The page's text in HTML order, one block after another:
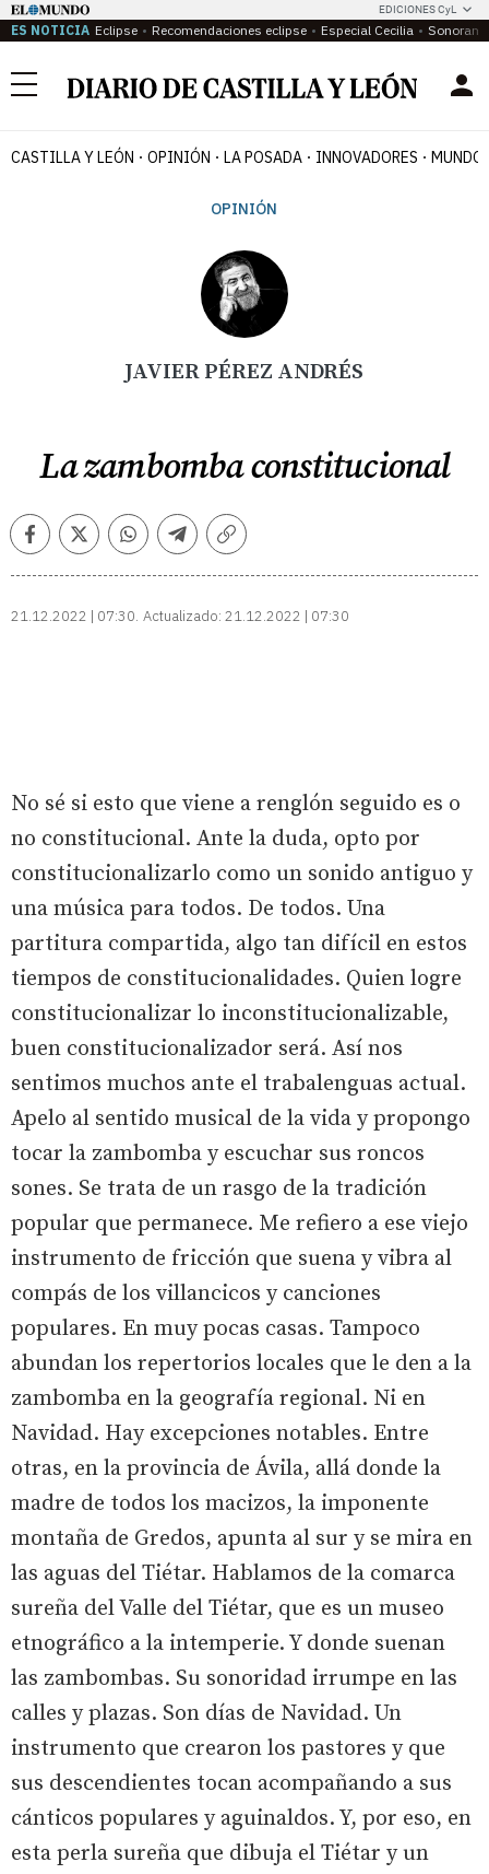
EDICIONES CyL
ES NOTICIA Eclipse Recomendaciones eclipse Especial Cecilia
Menú
CASTILLA Y LEÓN OPINIÓN LA POSADA INNOVADORES MUNDO
OPINIÓN
JAVIER PÉREZ ANDRÉS
La zambomba constitucional
FacebookTwitterWhatsappTelegramCopiar
21.12.2022 | 07:30 Actualizado: 21.12.2022 | 07:30
No sé si esto que viene a renglón seguido es o
no constitucional. Ante la duda, opto por
constitucionalizarlo como un sonido antiguo y
una música para todos. De todos. Una
partitura compartida, algo tan difícil en estos
tiempos de constitucionalidades. Quien logre
constitucionalizar lo inconstitucionalizable,
buen constitucionalizador será. Así nos
sentimos muchos ante el trabalenguas actual.
Apelo al sentido musical de la vida y propongo
tocar la zambomba y escuchar sus roncos
sones. Se trata de un rasgo de la tradición
popular que permanece. Me refiero a ese viejo
instrumento de fricción que suena y vibra al
compás de los villancicos y canciones
populares. En muy pocas casas. Tampoco
abundan los repertorios locales que le den a la
zambomba en la geografía regional. Ni en
Navidad. Hay excepciones notables. Entre
otras, en la provincia de Ávila, allá donde la
madre de todos los macizos, la imponente
montaña de Gredos, apunta al sur y se mira en
las aguas del Tiétar. Hablamos de la comarca
sureña del Valle del Tiétar, que es un museo
etnográfico a la intemperie. Y donde suenan
las zambombas. Su sonoridad irrumpe en las
calles y plazas. Son días de Navidad. Un
instrumento que crearon los pastores y que
sus descendientes tocan acompañando a sus
cánticos populares y aguinaldos. Y, por eso, en
esta perla sureña que dibuja el Tiétar y un